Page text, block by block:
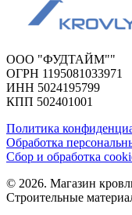
ООО "ФУДТАЙМ""
ОГРН 1195081033971
ИНН 5024195799
КПП 502401001
Политика
Обработка
Сбор и обработка
© 2026. Магазин
Строительные